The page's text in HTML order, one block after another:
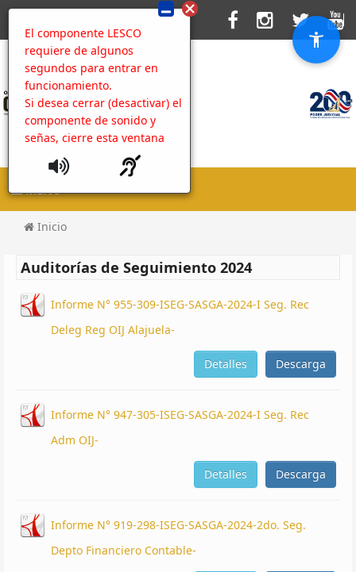
El componente LESCO
requiere de algunos
segundos para entrar en
funcionamiento.
Si desea cerrar (desactivar) el
componente de sonido y
señas, cierre esta ventana
MENU
Inicio
Auditorías de Seguimiento 2024
Informe N° 955-309-ISEG-SASGA-2024-I Seg. Rec
Deleg Reg OIJ Alajuela-
Descarga
Detalles
Informe N° 947-305-ISEG-SASGA-2024-I Seg. Rec
Adm OIJ-
Descarga
Detalles
Informe N° 919-298-ISEG-SASGA-2024-2do. Seg.
Depto Financiero Contable-